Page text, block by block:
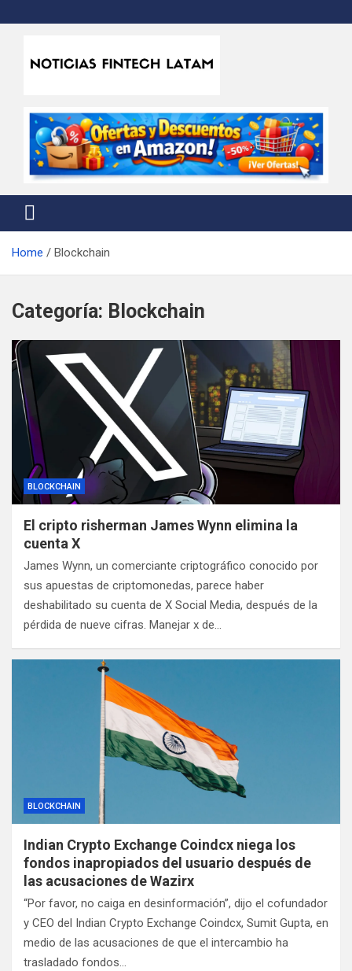
to
Noticias Fintech Latam
Home Blockchain
Categoría: Blockchain
BLOCKCHAIN
El cripto risherman James Wynn elimina la
cuenta X
James Wynn, un comerciante criptográfico conocido por
sus apuestas de criptomonedas, parece haber
deshabilitado su cuenta de X Social Media, después de la
pérdida de nueve cifras. Manejar x de…
BLOCKCHAIN
Indian Crypto Exchange Coindcx niega los
fondos inapropiados del usuario después de
las acusaciones de Wazirx
“Por favor, no caiga en desinformación”, dijo el cofundador
y CEO del Indian Crypto Exchange Coindcx, Sumit Gupta, en
medio de las acusaciones de que el intercambio ha
trasladado fondos…